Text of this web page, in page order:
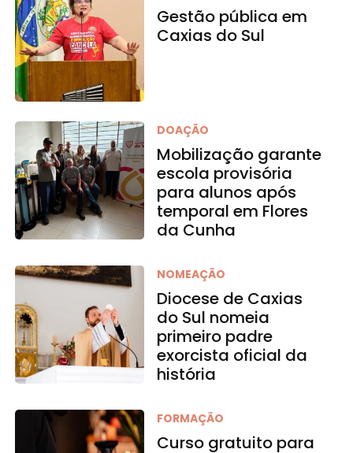
Gestão pública em
Caxias do Sul
DOAÇÃO
Mobilização garante
escola provisória
para alunos após
temporal em Flores
da Cunha
NOMEAÇÃO
Diocese de Caxias
do Sul nomeia
primeiro padre
exorcista oficial da
história
FORMAÇÃO
Curso gratuito para